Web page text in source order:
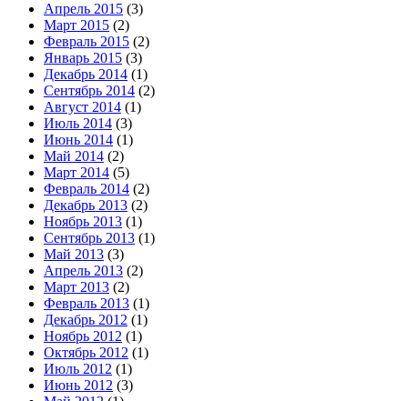
Апрель 2015 (3)
Март 2015 (2)
Февраль 2015 (2)
Январь 2015 (3)
Декабрь 2014 (1)
Сентябрь 2014 (2)
Август 2014 (1)
Июль 2014 (3)
Июнь 2014 (1)
Май 2014 (2)
Март 2014 (5)
Февраль 2014 (2)
Декабрь 2013 (2)
Ноябрь 2013 (1)
Сентябрь 2013 (1)
Май 2013 (3)
Апрель 2013 (2)
Март 2013 (2)
Февраль 2013 (1)
Декабрь 2012 (1)
Ноябрь 2012 (1)
Октябрь 2012 (1)
Июль 2012 (1)
Июнь 2012 (3)